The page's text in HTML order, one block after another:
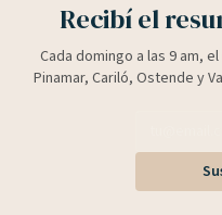
Recibí el
Cada domingo a las 9 am,
Pinamar, Cariló, Ostende y